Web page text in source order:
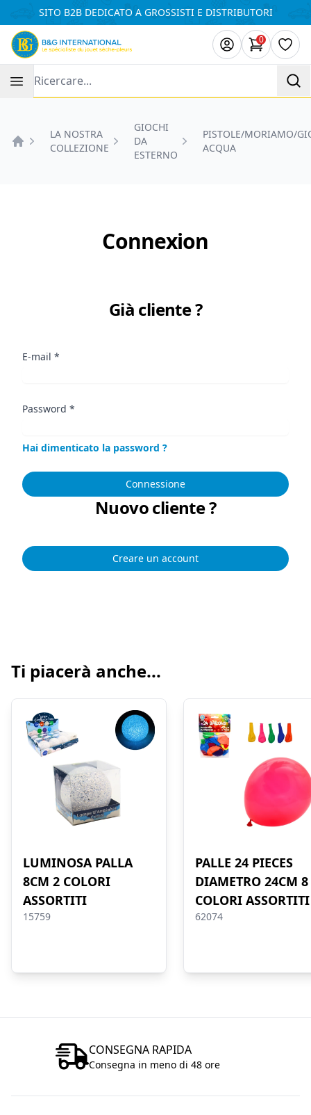
SITO B2B DEDICATO A GROSSISTI E DISTRIBUTORI
0
Articoli
LA NOSTRA
COLLEZIONE
GIOCHI
DA
ESTERNO
PISTOLE/MORIAMO/
ACQUA
Connexion
Già cliente ?
E-mail *
Password *
Hai dimenticato la password ?
Connessione
Nuovo cliente ?
Creare un account
Ti piacerà anche...
LUMINOSA PALLA
8CM 2 COLORI
ASSORTITI
15759
PALLE 24 PIECES
DIAMETRO 24CM 8
COLORI ASSORTITI
62074
CONSEGNA RAPIDA
Consegna in meno di 48 ore
Pannello di gestione dei cookies